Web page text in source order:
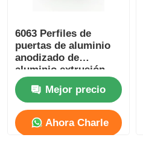
6063 Perfiles de
puertas de aluminio
anodizado de
aluminio extrusión
personalizada
Mejor precio
Ahora Charle